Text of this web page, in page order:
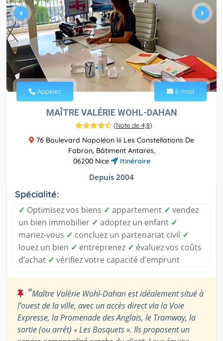
Appelez E-mail
MAÎTRE VALÉRIE WOHL-DAHAN
(Note de 4,8)
76 Boulevard Napoléon Iii Les Constellations De
Fabron, Bâtiment Antares,
06200 Nice
Itinéraire
Depuis 2004
Spécialité:
✓ Optimisez vos biens ✓ appartement ✓ vendez
un bien immobilier ✓ adoptez un enfant ✓
mariez-vous ✓ concluez un partenariat civil ✓
louez un bien ✓ entreprenez ✓ évaluez vos coûts
d’achat ✓ vérifiez votre capacité d’emprunt
"Maître Valérie Wohl-Dahan est idéalement situé à
l’ouest de la ville, avec un accès direct via la Voie
Expresse, la Promenade des Anglais, le Tramway, la
sortie (ou arrêt) « Les Bosquets ». Ils proposent un